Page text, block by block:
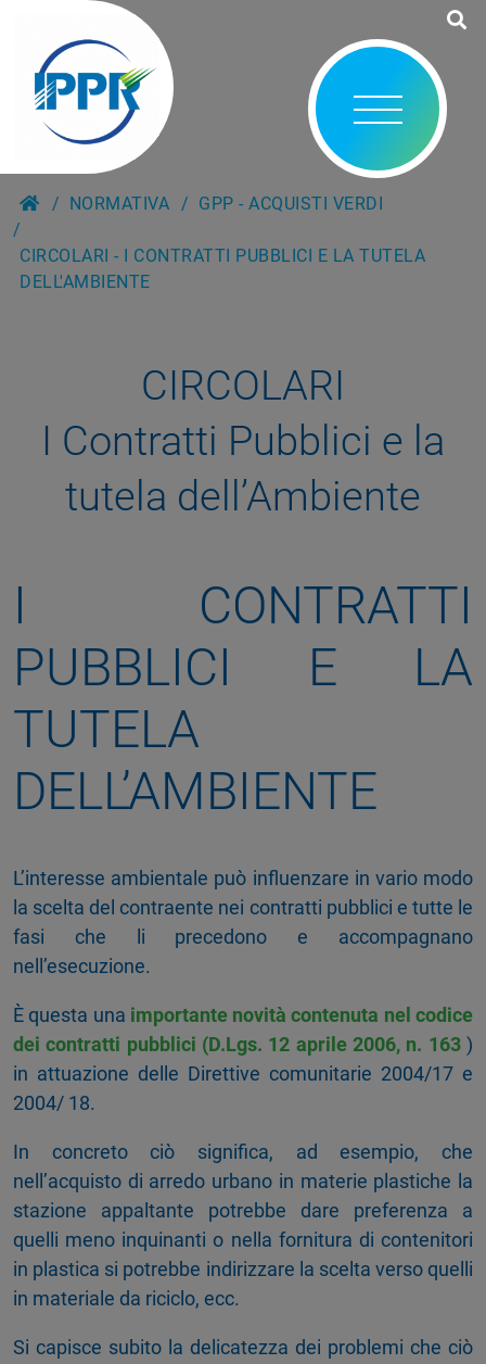
NORMATIVA GPP - ACQUISTI VERDI
CIRCOLARI - I CONTRATTI PUBBLICI E LA TUTELA
DELL'AMBIENTE
CIRCOLARI
I Contratti Pubblici e la
tutela dell’Ambiente
I CONTRATTI
PUBBLICI E LA
TUTELA
DELL’AMBIENTE
L’interesse ambientale può influenzare in vario modo
la scelta del contraente nei contratti pubblici e tutte le
fasi che li precedono e accompagnano
nell’esecuzione.
È questa una importante novità contenuta nel codice
dei contratti pubblici (D.Lgs. 12 aprile 2006, n. 163 )
in attuazione delle Direttive comunitarie 2004/17 e
2004/ 18.
In concreto ciò significa, ad esempio, che
nell’acquisto di arredo urbano in materie plastiche la
stazione appaltante potrebbe dare preferenza a
quelli meno inquinanti o nella fornitura di contenitori
in plastica si potrebbe indirizzare la scelta verso quelli
in materiale da riciclo, ecc.
Si capisce subito la delicatezza dei problemi che ciò